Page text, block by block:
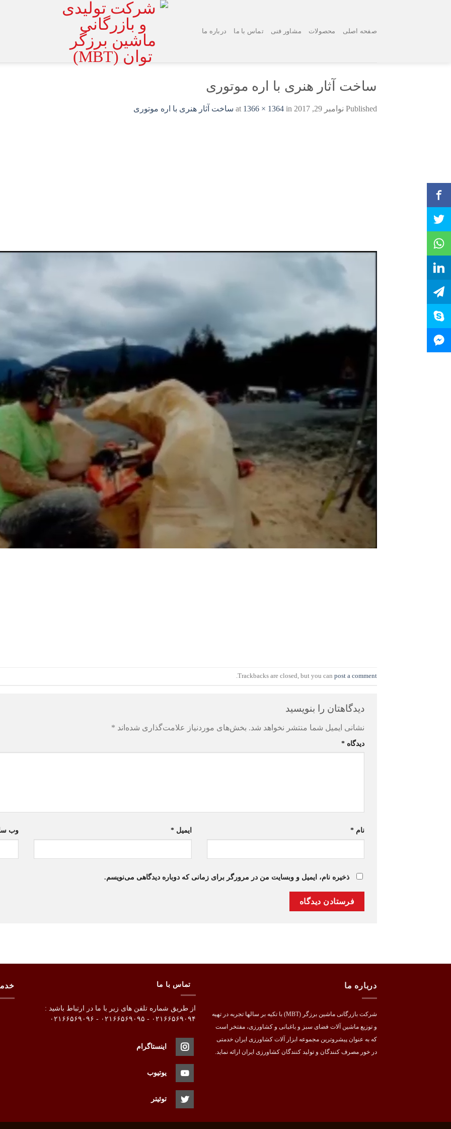
صفحه اصلی محصولات مشاور فنی تماس با ما درباره ما
ساخت آثار هنری با اره موتوری
Published نوامبر 29, 2017 1366 × 1364 in ساخت آثار هنری با اره موتوری
Trackbacks are closed, but you can post a comment
.
دیدگاهتان را بنویسید
نشانی ایمیل شما منتشر نخواهد شد. بخش‌های موردنیاز علامت‌گذاری شده‌اند *
دیدگاه *
نام * ایمیل* وب‌
ذخیره نام، ایمیل و وبسایت من در مرورگر برای زمانی که دوباره دیدگاهی می‌نویسم.
درباره ما
شرکت بازرگانی ماشین برزگر (MBT) با تکیه بر سالها تجربه در تهیه
و توزیع ماشین آلات فضای سبز و باغبانی و کشاورزی، مفتخر است
که به عنوان پیشروترین مجموعه ابزار آلات کشاورزی ایران خدمتی
در خور مصرف کنندگان و تولید کنندگان کشاورزی ایران ارائه نماید.
تماس با ما
از طریق شماره تلفن های زیر با ما در ارتباط باشید :
۰۲۱۶۶۵۶۹۰۹۴ - ۰۲۱۶۶۵۶۹۰۹۵ - ۰۲۱۶۶۵۶۹۰۹۶
اینستاگرام
یوتیوب
توئیتر